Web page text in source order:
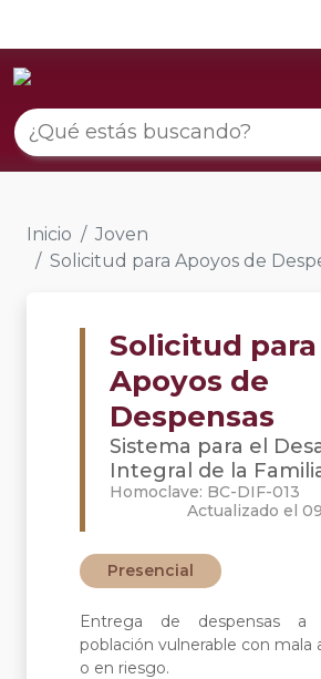
Inicio
Joven
Solicitud para Apoyos de
Solicitud para
Apoyos de
Despensas
Sistema para el
Integral de la
Homoclave: BC-DIF-013
Actualizado el
Presencial
Entrega de despensas a
población vulnerable con mala
o en riesgo.